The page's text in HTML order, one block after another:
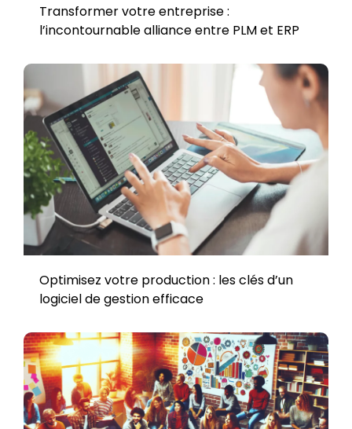
Transformer votre entreprise :
l’incontournable alliance entre PLM et ERP
Optimisez votre production : les clés d’un
logiciel de gestion efficace